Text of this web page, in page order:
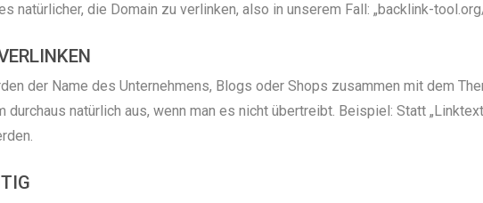
natürlicher, die Domain zu verlinken, also in unserem Fall: „backlink-
der Name des Unternehmens, Blogs oder Shops zusammen mit dem
durchaus natürlich aus, wenn man es nicht übertreibt. Beispiel: Statt